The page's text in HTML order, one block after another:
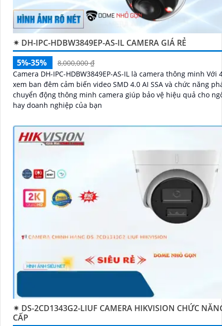
✴ DH-IPC-HDBW3849EP-AS-IL CAMERA GIÁ RẺ
5%-35%
8,000,000 ₫
Camera DH-IPC-HDBW3849EP-AS-IL là camera thông minh Với
xem ban đêm cảm biến video SMD 4.0 AI SSA và chức năng
chuyển động thông minh camera giúp bảo vệ hiệu quả cho
hay doanh nghiệp của bạn
✴ DS-2CD1343G2-LIUF CAMERA HIKVISION CHỨC
CẤP